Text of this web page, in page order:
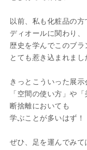
以前、私も化粧品の方
ディオールに関わり、
歴史を学んでこのブラ
とても惹き込まれまし
きっとこういった展示
「空間の使い方」や
断捨離においても
学ぶことが多いはず！
ぜひ、足を運んでみて